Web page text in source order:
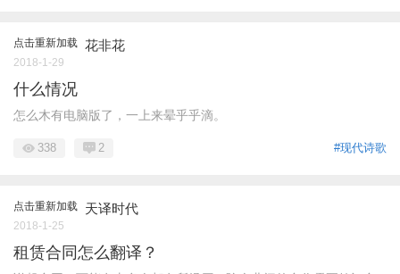
点击重新加载 花非花
2018-1-29
什么情况
怎么木有电脑版了，一上来晕乎乎滴。
#现代诗歌
338 2
点击重新加载 天译时代
2018-1-25
租赁合同怎么翻译？